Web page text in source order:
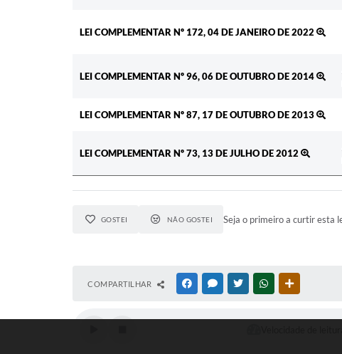
LEI COMPLEMENTAR Nº 172, 04 DE JANEIRO DE 2022
LEI COMPLEMENTAR Nº 96, 06 DE OUTUBRO DE 2014
LEI COMPLEMENTAR Nº 87, 17 DE OUTUBRO DE 2013
LEI COMPLEMENTAR Nº 73, 13 DE JULHO DE 2012
GOSTEI NÃO GOSTEI Seja o primeiro a curtir esta
COMPARTILHAR FACEBOOKMESSENGER
TWITTERWHATSAPP